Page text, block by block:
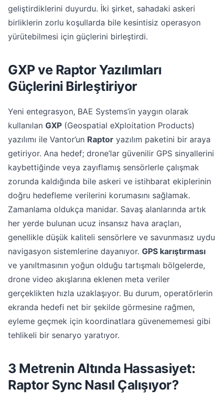
geliştirdiklerini duyurdu. İki şirket, sahadaki askeri
birliklerin zorlu koşullarda bile kesintisiz operasyon
yürütebilmesi için güçlerini birleştirdi.
GXP ve Raptor Yazılımları
Güçlerini Birleştiriyor
Yeni entegrasyon, BAE Systems’in yaygın olarak
kullanılan GXP (Geospatial eXploitation Products)
yazılımı ile Vantor’un Raptor yazılım paketini bir araya
getiriyor. Ana hedef; drone’lar güvenilir GPS sinyallerini
kaybettiğinde veya zayıflamış sensörlerle çalışmak
zorunda kaldığında bile askeri ve istihbarat ekiplerinin
doğru hedefleme verilerini korumasını sağlamak.
Zamanlama oldukça manidar. Savaş alanlarında artık
her yerde bulunan ucuz insansız hava araçları,
genellikle düşük kaliteli sensörlere ve savunmasız uydu
navigasyon sistemlerine dayanıyor. GPS karıştırması
ve yanıltmasının yoğun olduğu tartışmalı bölgelerde,
drone video akışlarına eklenen meta veriler
gerçeklikten hızla uzaklaşıyor. Bu durum, operatörlerin
ekranda hedefi net bir şekilde görmesine rağmen,
eyleme geçmek için koordinatlara güvenememesi gibi
tehlikeli bir senaryo yaratıyor.
3 Metrenin Altında Hassasiyet:
Raptor Sync Nasıl Çalışıyor?